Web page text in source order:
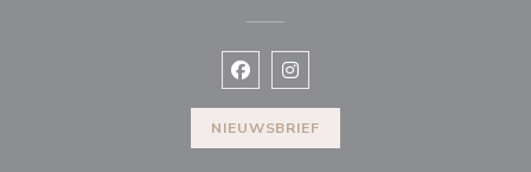
Facebook ((opent in een nieuw
Instagram ((opent in een
NIEUWSBRIEF